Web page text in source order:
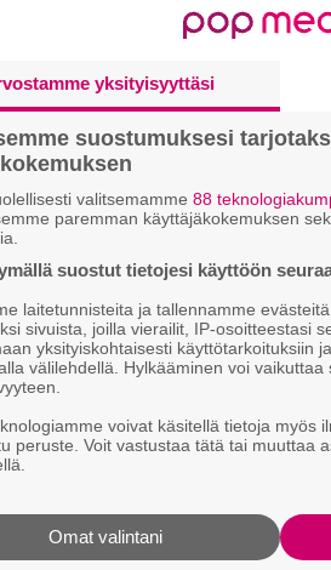
hakutuloksiin Suomen kirjastoissa
kahvitauolla puhutaan! Nappaa
tästä.
yksityisyyttäsi
suostumuksesi
valitsemamme 88
paremman käyttäjäkokemuksen
suostut tietojesi käyttöön
laitetunnisteita ja tallennamme
sivuista, joilla vierailit, IP-osoitteestasi
yksityiskohtaisesti käyttötarkoituksiin
välilehdellä. Hylkääminen voi vaikuttaa
voivat käsitellä tietoja myös
peruste. Voit vastustaa tätä tai muuttaa
Omat valintani